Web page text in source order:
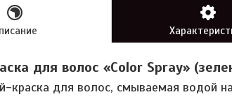
для волос «Color Spray»
краска для волос, смываемая водой